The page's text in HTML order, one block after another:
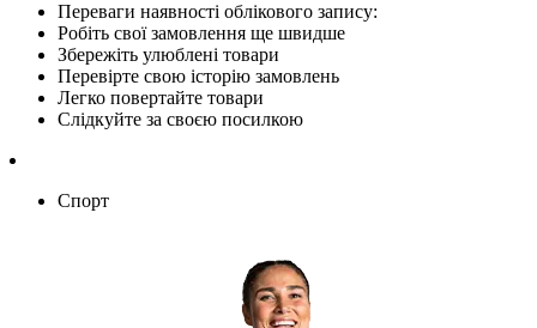
Переваги наявності облікового запису:
Робіть свої замовлення ще швидше
Збережіть улюблені товари
Перевірте свою історію замовлень
Легко повертайте товари
Слідкуйте за своєю посилкою
Спорт